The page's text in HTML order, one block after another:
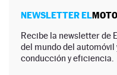
NEWSLETTER EL
Recibe la newsletter de
del mundo del
conducción y eficiencia.